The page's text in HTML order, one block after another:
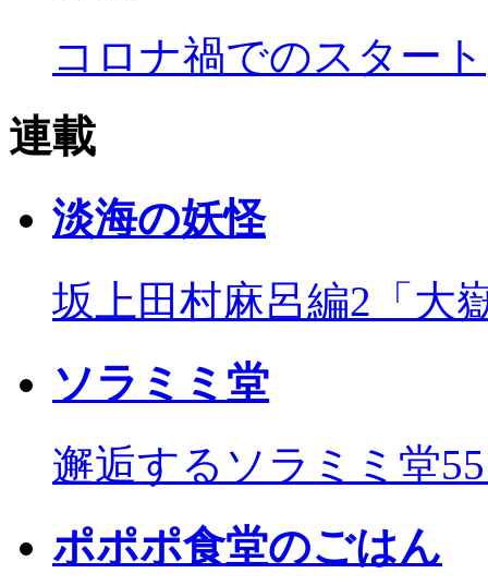
コロナ禍でのスタート
連載
淡海の妖怪
坂上田村麻呂編2「大
ソラミミ堂
邂逅するソラミミ堂
ポポポ食堂のごはん